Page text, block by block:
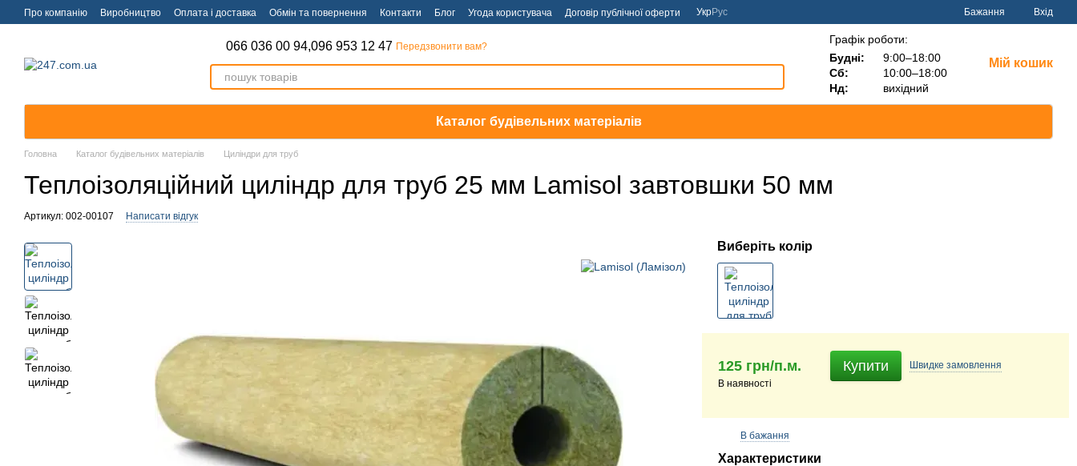
Перейти к основному контенту
Про компанію Виробництво Оплата і доставка Обмін та повернення Контакти Блог Угода користувача Договір публічної оферти УкрРус Бажання Вхід
066 036 00 94,096 953 12 47 Передзвонити вам?
Графік роботи:
Будні:
9:00–18:00
Сб:
10:00–18:00
Нд:
вихідний
Мій кошик
Каталог будівельних матеріалів
Головна Каталог будівельних матеріалів Циліндри для труб
Теплоізоляційний циліндр для труб 25 мм Lamisol завтовшки 50 мм
Артикул: 002-00107 Написати відгук
Виберіть колір
125 грн/п.м.
В наявності
Купити Швидке замовлення
В бажання
Характеристики